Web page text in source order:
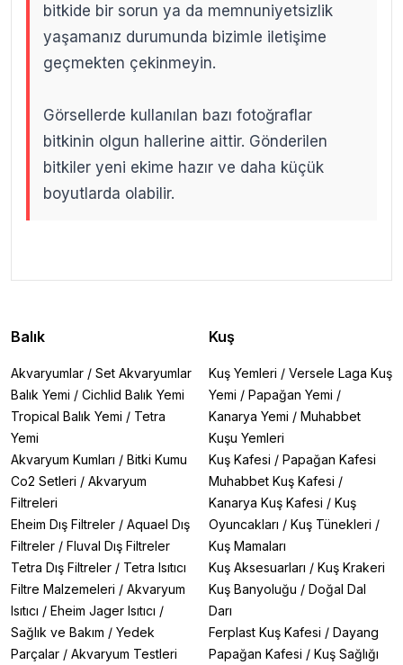
bitkide bir sorun ya da memnuniyetsizlik
yaşamanız durumunda bizimle iletişime
geçmekten çekinmeyin.
Görsellerde kullanılan bazı fotoğraflar
bitkinin olgun hallerine aittir. Gönderilen
bitkiler yeni ekime hazır ve daha küçük
boyutlarda olabilir.
Balık
Akvaryumlar / Set Akvaryumlar
Balık Yemi / Cichlid Balık Yemi
Tropical Balık Yemi / Tetra
Yemi
Akvaryum Kumları / Bitki Kumu
Co2 Setleri / Akvaryum
Filtreleri
Eheim Dış Filtreler / Aquael Dış
Filtreler / Fluval Dış Filtreler
Tetra Dış Filtreler / Tetra Isıtıcı
Filtre Malzemeleri / Akvaryum
Isıtıcı / Eheim Jager Isıtıcı /
Sağlık ve Bakım / Yedek
Parçalar / Akvaryum Testleri
Kuş
Kuş Yemleri / Versele Laga Kuş
Yemi / Papağan Yemi /
Kanarya Yemi / Muhabbet
Kuşu Yemleri
Kuş Kafesi / Papağan Kafesi
Muhabbet Kuş Kafesi /
Kanarya Kuş Kafesi / Kuş
Oyuncakları / Kuş Tünekleri /
Kuş Mamaları
Kuş Aksesuarları / Kuş Krakeri
Kuş Banyoluğu / Doğal Dal
Darı
Ferplast Kuş Kafesi / Dayang
Papağan Kafesi / Kuş Sağlığı